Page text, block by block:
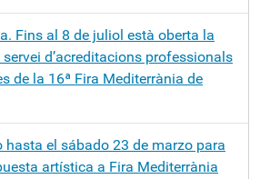
Fins al 8 de juliol està oberta la
d’acreditacions professionals
de la 16ª Fira Mediterrània de
hasta el sábado 23 de marzo para
artística a Fira Mediterrània